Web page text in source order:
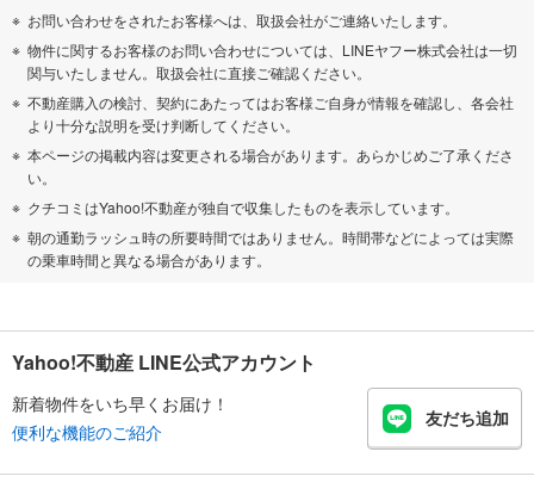
お問い合わせをされたお客様へは、取扱会社がご連絡いたします。
物件に関するお客様のお問い合わせについては、LINEヤフー株式会社は一切
関与いたしません。取扱会社に直接ご確認ください。
不動産購入の検討、契約にあたってはお客様ご自身が情報を確認し、各会社
より十分な説明を受け判断してください。
本ページの掲載内容は変更される場合があります。あらかじめご了承くださ
い。
クチコミはYahoo!不動産が独自で収集したものを表示しています。
朝の通勤ラッシュ時の所要時間ではありません。時間帯などによっては実際
の乗車時間と異なる場合があります。
Yahoo!不動産 LINE公式アカウント
新着物件をいち早くお届け！
便利な機能のご紹介
友だち追加